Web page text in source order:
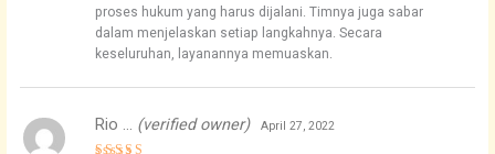
proses hukum yang harus dijalani. Timnya juga sabar
dalam menjelaskan setiap langkahnya. Secara
keseluruhan, layanannya memuaskan.
Rio … (verified owner) April 27, 2022